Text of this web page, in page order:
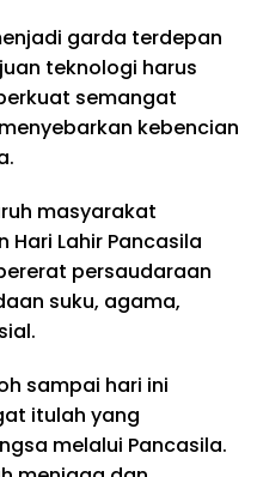
garda terdepan
teknologi harus
semangat
kebencian
masyarakat
Hari Lahir Pancasila
persaudaraan
suku, agama,
sampai hari ini
itulah yang
melalui Pancasila.